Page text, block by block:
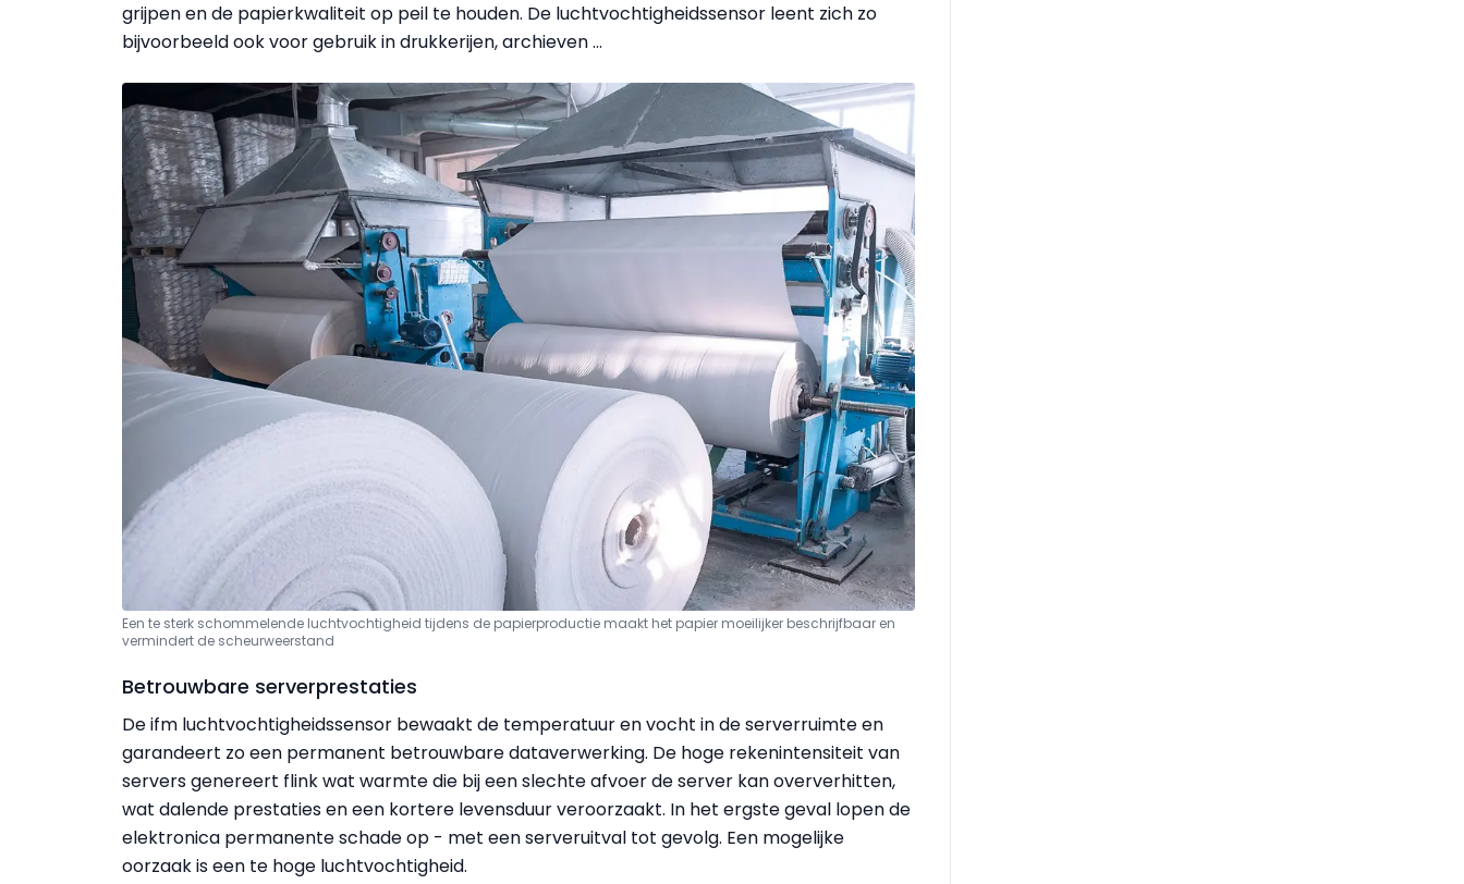
grijpen en de papierkwaliteit op peil te houden. De luchtvochtigheidssensor leent zich zo
bijvoorbeeld ook voor gebruik in drukkerijen, archieven ...
Een te sterk schommelende luchtvochtigheid tijdens de papierproductie maakt het papier moeilijker beschrijfbaar en
vermindert de scheurweerstand
Betrouwbare serverprestaties
De ifm luchtvochtigheidssensor bewaakt de temperatuur en vocht in de serverruimte en
garandeert zo een permanent betrouwbare dataverwerking. De hoge rekenintensiteit van
servers genereert flink wat warmte die bij een slechte afvoer de server kan oververhitten,
wat dalende prestaties en een kortere levensduur veroorzaakt. In het ergste geval lopen de
elektronica permanente schade op - met een serveruitval tot gevolg. Een mogelijke
oorzaak is een te hoge luchtvochtigheid.